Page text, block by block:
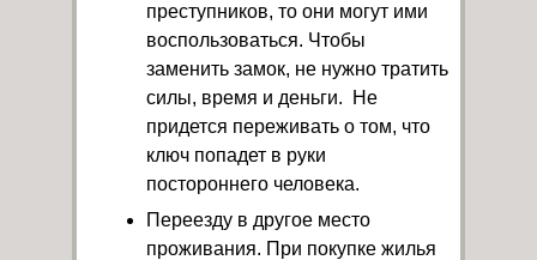
преступников, то они могут ими
воспользоваться. Чтобы
заменить замок, не нужно тратить
силы, время и деньги. Не
придется переживать о том, что
ключ попадет в руки
постороннего человека.
Переезду в другое место
проживания. При покупке жилья